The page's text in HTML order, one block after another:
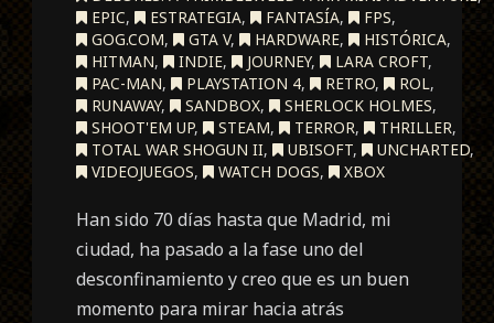
EPIC, ESTRATEGIA, FANTASÍA, FPS,
GOG.COM, GTA V, HARDWARE, HISTÓRICA,
HITMAN, INDIE, JOURNEY, LARA CROFT,
PAC-MAN, PLAYSTATION 4, RETRO, ROL,
RUNAWAY, SANDBOX, SHERLOCK HOLMES,
SHOOT'EM UP, STEAM, TERROR, THRILLER,
TOTAL WAR SHOGUN II, UBISOFT, UNCHARTED,
VIDEOJUEGOS, WATCH DOGS, XBOX
Han sido 70 días hasta que Madrid, mi
ciudad, ha pasado a la fase uno del
desconfinamiento y creo que es un buen
momento para mirar hacia atrás